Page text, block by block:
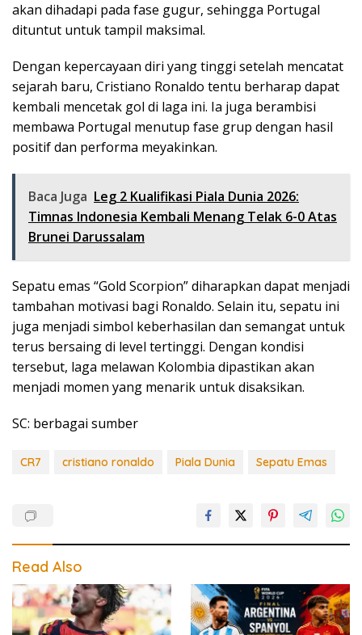
akan dihadapi pada fase gugur, sehingga Portugal
dituntut untuk tampil maksimal.
Dengan kepercayaan diri yang tinggi setelah mencatat
sejarah baru, Cristiano Ronaldo tentu berharap dapat
kembali mencetak gol di laga ini. Ia juga berambisi
membawa Portugal menutup fase grup dengan hasil
positif dan performa meyakinkan.
Baca Juga Leg 2 Kualifikasi Piala Dunia 2026:
Timnas Indonesia Kembali Menang Telak 6-0 Atas
Brunei Darussalam
Sepatu emas “Gold Scorpion” diharapkan dapat menjadi
tambahan motivasi bagi Ronaldo. Selain itu, sepatu ini
juga menjadi simbol keberhasilan dan semangat untuk
terus bersaing di level tertinggi. Dengan kondisi
tersebut, laga melawan Kolombia dipastikan akan
menjadi momen yang menarik untuk disaksikan.
SC: berbagai sumber
CR7 cristiano ronaldo Piala Dunia Sepatu Emas
Read Also